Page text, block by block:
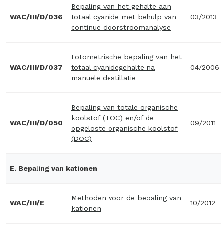
WAC/III/D/036
Bepaling van het gehalte aan
totaal cyanide met behulp van
continue doorstroomanalyse
03/2013
WAC/III/D/037
Fotometrische bepaling van het
totaal cyanidegehalte na
manuele destillatie
04/2006
WAC/III/D/050
Bepaling van totale organische
koolstof (TOC) en/of de
opgeloste organische koolstof
(DOC)
09/2011
E. Bepaling van kationen
WAC/III/E
Methoden voor de bepaling van
kationen
10/2012